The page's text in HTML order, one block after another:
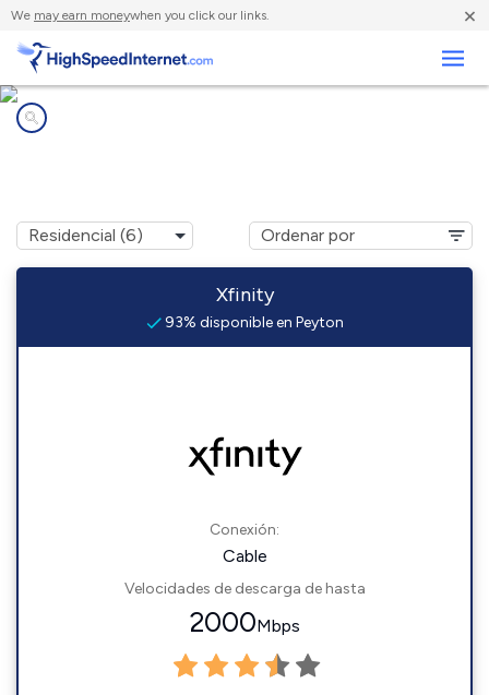
We may earn moneywhen you click our links. ×
Xfinity
93% disponible en Peyton
Conexión:
Cable
Velocidades de descarga de hasta
2000Mbps